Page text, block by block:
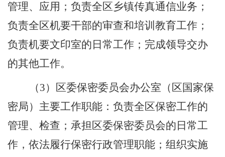
管理、应用；负责全区乡镇传真通信业务；
负责全区机要干部的审查和培训教育工作；
负责机要文印室的日常工作；完成领导交办
的其他工作。
（3）区委保密委员会办公室（区国家保
密局）主要工作职能：负责全区保密工作的
管理、检查；承担区委保密委员会的日常工
作，依法履行保密行政管理职能；组织实施